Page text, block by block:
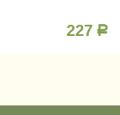
227 Р